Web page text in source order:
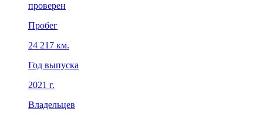
проверен
Пробег
24 217 км.
Год выпуска
2021 г.
Владельцев